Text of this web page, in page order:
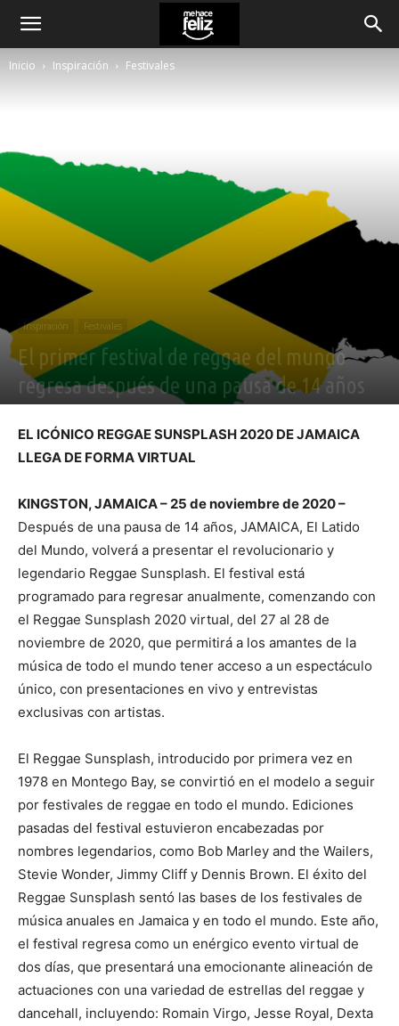
Inicio Inspiración Festivales
Inspiración Festivales
El primer festival de reggae del mundo
regresa después de una pausa de 14 años
EL ICÓNICO REGGAE SUNSPLASH 2020 DE JAMAICA
LLEGA DE FORMA VIRTUAL
KINGSTON, JAMAICA – 25 de noviembre de 2020 –
Después de una pausa de 14 años, JAMAICA, El Latido
del Mundo, volverá a presentar el revolucionario y
legendario Reggae Sunsplash. El festival está
programado para regresar anualmente, comenzando con
el Reggae Sunsplash 2020 virtual, del 27 al 28 de
noviembre de 2020, que permitirá a los amantes de la
música de todo el mundo tener acceso a un espectáculo
único, con presentaciones en vivo y entrevistas
exclusivas con artistas.
El Reggae Sunsplash, introducido por primera vez en
1978 en Montego Bay, se convirtió en el modelo a seguir
por festivales de reggae en todo el mundo. Ediciones
pasadas del festival estuvieron encabezadas por
nombres legendarios, como Bob Marley and the Wailers,
Stevie Wonder, Jimmy Cliff y Dennis Brown. El éxito del
Reggae Sunsplash sentó las bases de los festivales de
música anuales en Jamaica y en todo el mundo. Este año,
el festival regresa como un enérgico evento virtual de
dos días, que presentará una emocionante alineación de
actuaciones con una variedad de estrellas del reggae y
dancehall, incluyendo: Romain Virgo, Jesse Royal, Dexta